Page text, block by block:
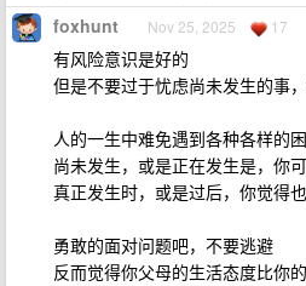
foxhunt Nov 25, 2025 17
有风险意识是好的
但是不要过于忧虑尚未发生的事
人的一生中难免遇到各种各样的
尚未发生，或是正在发生是，你
真正发生时，或是过后，你觉得
勇敢的面对问题吧，不要逃避
反而觉得你父母的生活态度比你